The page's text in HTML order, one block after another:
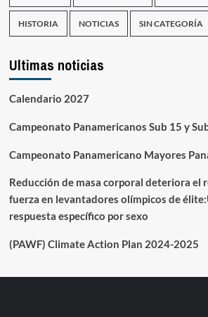
HISTORIA NOTICIAS SIN CATEGORÍA
Ultimas noticias
Calendario 2027
Campeonato Panamericanos Sub 15 y
Campeonato Panamericano Mayores
Reducción de masa corporal deteriora el
fuerza en levantadores olímpicos de
respuesta específico por sexo
(PAWF) Climate Action Plan 2024-2025